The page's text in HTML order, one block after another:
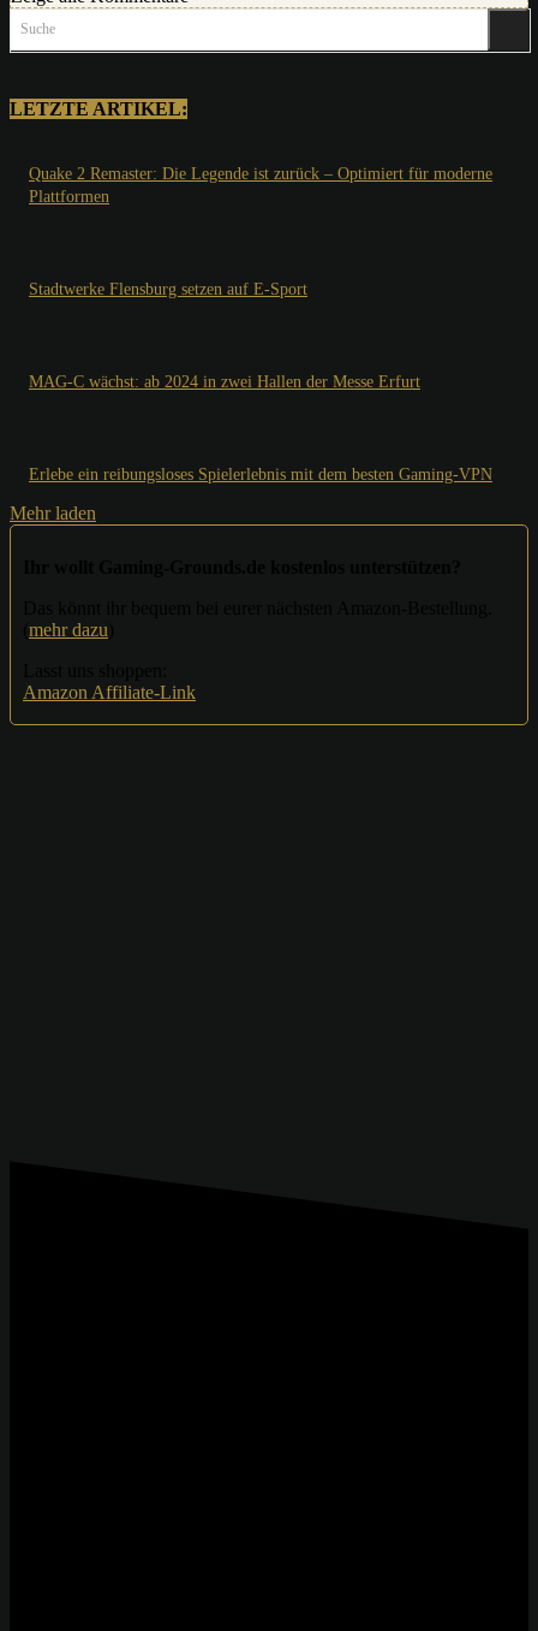
Suche
LETZTE ARTIKEL:
Quake 2 Remaster: Die Legende ist zurück – Optimiert für moderne
Plattformen
Stadtwerke Flensburg setzen auf E-Sport
MAG-C wächst: ab 2024 in zwei Hallen der Messe Erfurt
Erlebe ein reibungsloses Spielerlebnis mit dem besten Gaming-VPN
Mehr laden
mehr dazu
Amazon Affiliate-Link